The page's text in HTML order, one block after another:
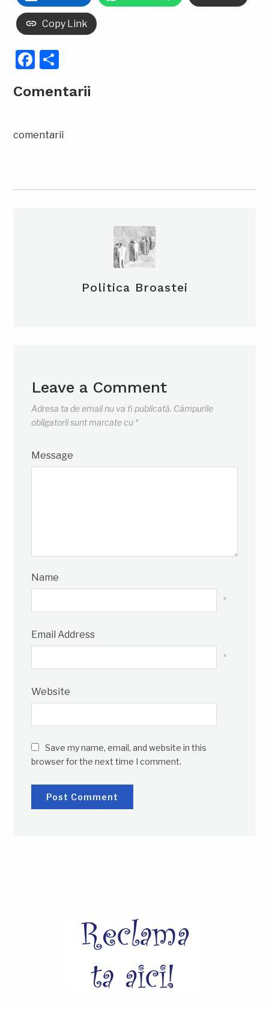
Copy Link
Facebook
Comentarii
comentarii
Politica Broastei
Leave a Comment
Adresa ta de email nu va fi publicată. Câmpurile
obligatorii sunt marcate cu *
Message
Name
*
Email Address
*
Website
Save my name, email, and website in this
browser for the next time I comment.